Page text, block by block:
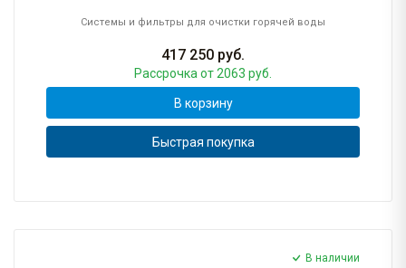
Системы и фильтры для очистки горячей воды
417 250 руб.
Рассрочка от 2063 руб.
В корзину
Быстрая покупка
В наличии